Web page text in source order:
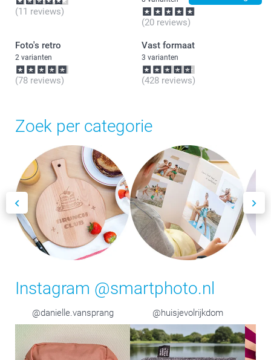
(11 reviews)
(20 reviews)
Foto's retro
2 varianten
(78 reviews)
Vast formaat
3 varianten
(428 reviews)
Zoek per categorie
Instagram @smartphoto.nl
@danielle.vansprang @huisjevolrijkdom